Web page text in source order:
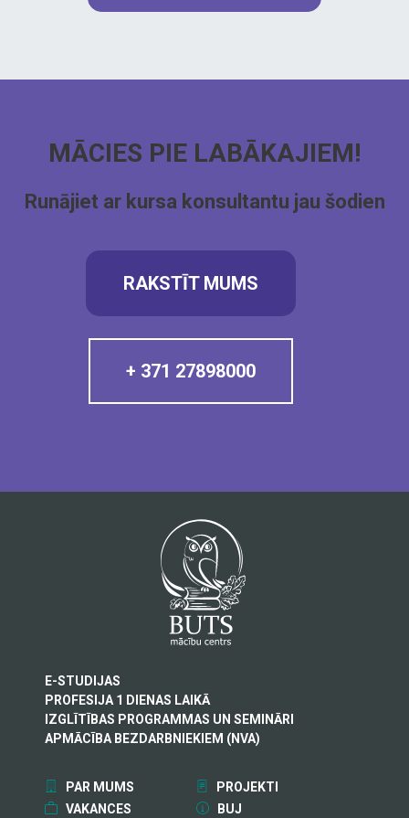
MĀCIES PIE LABĀKAJIEM!
Runājiet ar kursa konsultantu jau šodien
RAKSTĪT MUMS
+ 371 27898000
E-STUDIJAS
PROFESIJA 1 DIENAS LAIKĀ
IZGLĪTĪBAS PROGRAMMAS UN SEMINĀRI
APMĀCĪBA BEZDARBNIEKIEM (NVA)
PAR MUMS
PROJEKTI
VAKANCES
BUJ